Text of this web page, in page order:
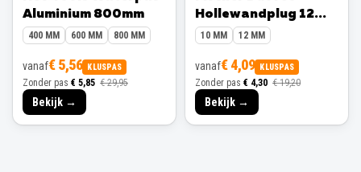
Aluminium 800mm
400 MM 600 MM 800 MM
vanaf€ 5,56 KLUSPAS
Zonder pas € 5,85 € 29,95
Bekijk →
Hollewandplug 12
mm 10 stuks
10 MM 12 MM
vanaf€ 4,09 KLUSPAS
Zonder pas € 4,30 € 19,20
Bekijk →